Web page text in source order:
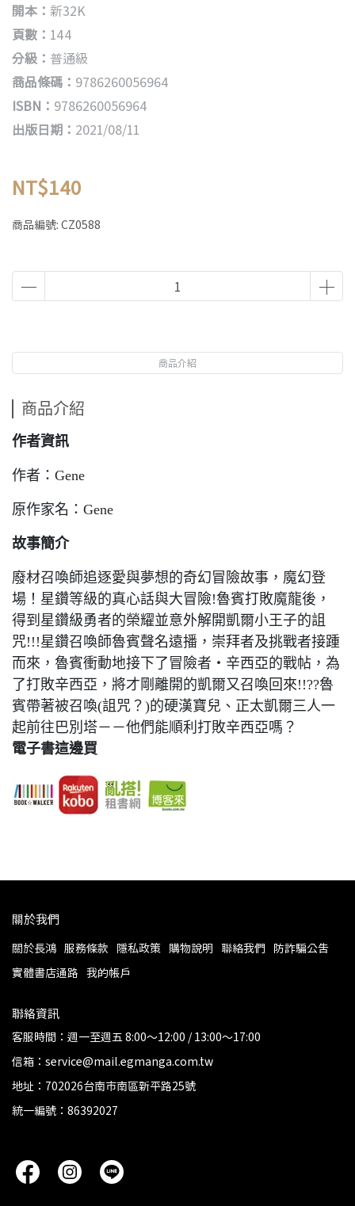
開本： 新32K
頁數： 144
分級： 普通級
商品條碼： 9786260056964
ISBN： 9786260056964
出版日期： 2021/08/11
NT$140
商品編號: CZ0588
商品介紹
商品介紹
作者資訊
作者：Gene
原作家名：Gene
故事簡介
廢材召喚師追逐愛與夢想的奇幻冒險故事，魔幻登
場！星鑽等級的真心話與大冒險!魯賓打敗魔龍後，
得到星鑽級勇者的榮耀並意外解開凱爾小王子的詛
咒!!!星鑽召喚師魯賓聲名遠播，崇拜者及挑戰者接踵
而來，魯賓衝動地接下了冒險者‧辛西亞的戰帖，為
了打敗辛西亞，將才剛離開的凱爾又召喚回來!!??魯
賓帶著被召喚(詛咒？)的硬漢寶兒、正太凱爾三人一
起前往巴別塔－－他們能順利打敗辛西亞嗎？
電子書這邊買
關於我們
關於長鴻 服務條款 隱私政策 購物說明 聯絡我們 防詐騙公告
實體書店通路 我的帳戶
聯絡資訊
客服時間：週一至週五 8:00～12:00 / 13:00～17:00
信箱：service@mail.egmanga.com.tw
地址：702026台南市南區新平路25號
統一編號：86392027